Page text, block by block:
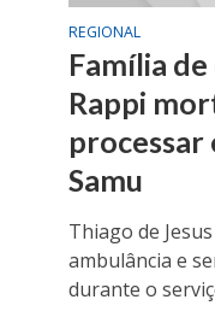
REGIONAL
Família
Rappi
processar
Samu
Thiago de
ambulância e
durante o